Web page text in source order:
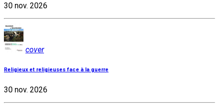
30 nov. 2026
cover
Religieux et religieuses face à la guerre
30 nov. 2026